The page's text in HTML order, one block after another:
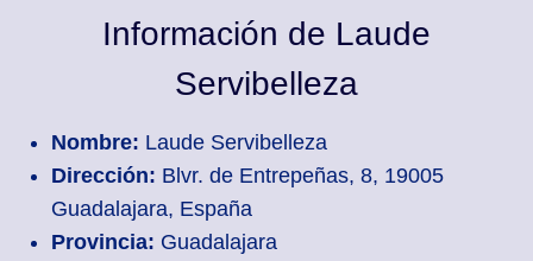
Información de Laude
Servibelleza
Nombre: Laude Servibelleza
Dirección: Blvr. de Entrepeñas, 8, 19005
Guadalajara, España
Provincia: Guadalajara